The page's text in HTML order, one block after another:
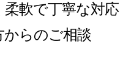
軟で丁寧な対応
からのご相談